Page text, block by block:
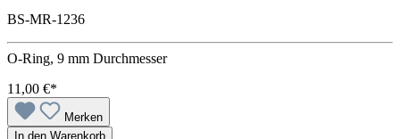
BS-MR-1236
O-Ring, 9 mm Durchmesser
11,00 €*
Merken
In den Warenkorb